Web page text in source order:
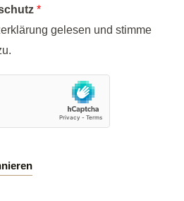
*
gelesen und stimme